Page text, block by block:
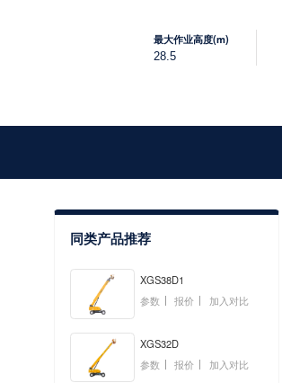
最大作业高度(m)
28.5
同类产品推荐
XGS38D1
参数
报价 加入对比
XGS32D
参数
报价 加入对比